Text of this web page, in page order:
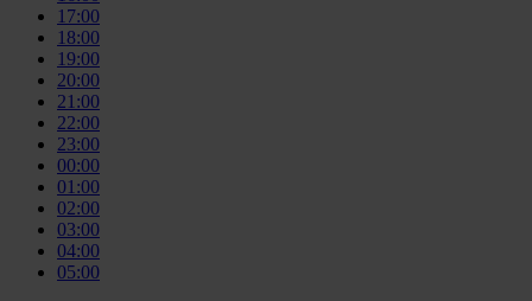
17:00
18:00
19:00
20:00
21:00
22:00
23:00
00:00
01:00
02:00
03:00
04:00
05:00